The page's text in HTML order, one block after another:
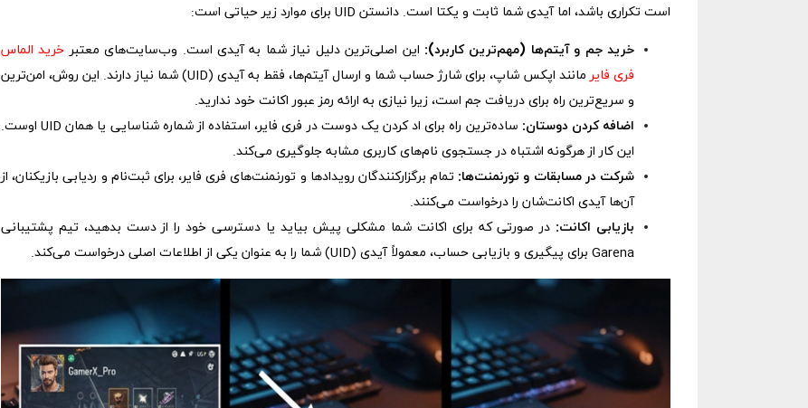
است تکراری باشد، اما آیدی شما ثابت و یکتا است. دانستن UID برای موارد زیر حیاتی است:
خرید جم و آیتم‌ها (مهم‌ترین کاربرد): این اصلی‌ترین دلیل نیاز شما به آیدی است. وب‌سایت‌های معتبر خرید الماس
فری فایر
مانند اپکس شاپ، برای شارژ حساب شما و ارسال آیتم‌ها، فقط به آیدی (UID) شما نیاز دارند. این روش، امن‌ترین
و سریع‌ترین راه برای دریافت جم است، زیرا نیازی به ارائه رمز عبور اکانت خود ندارید.
اضافه کردن دوستان:
ساده‌ترین راه برای اد کردن یک دوست در فری فایر، استفاده از شماره شناسایی یا همان UID اوست.
این کار از هرگونه اشتباه در جستجوی نام‌های کاربری مشابه جلوگیری می‌کند.
شرکت در مسابقات و تورنمنت‌ها: تمام برگزارکنندگان رویدادها و تورنمنت‌های فری فایر، برای ثبت‌نام و ردیابی بازیکنان، از
آن‌ها آیدی اکانت‌شان را درخواست می‌کنند.
بازیابی اکانت: در صورتی که برای اکانت شما مشکلی پیش بیاید یا دسترسی خود را از دست بدهید، تیم پشتیبانی
Garena برای پیگیری و بازیابی حساب، معمولاً آیدی (UID) شما را به عنوان یکی از اطلاعات اصلی درخواست می‌کند.